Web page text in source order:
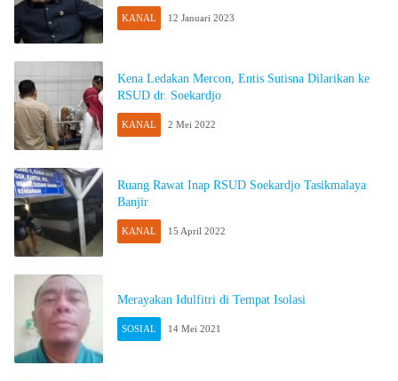
KANAL 12 Januari 2023
Kena Ledakan Mercon, Entis Sutisna Dilarikan ke
RSUD dr. Soekardjo
KANAL 2 Mei 2022
Ruang Rawat Inap RSUD Soekardjo Tasikmalaya
Banjir
KANAL 15 April 2022
Merayakan Idulfitri di Tempat Isolasi
SOSIAL 14 Mei 2021